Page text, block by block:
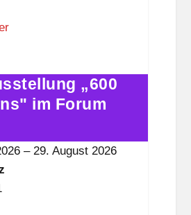
„600
im Forum
–29. August 2026